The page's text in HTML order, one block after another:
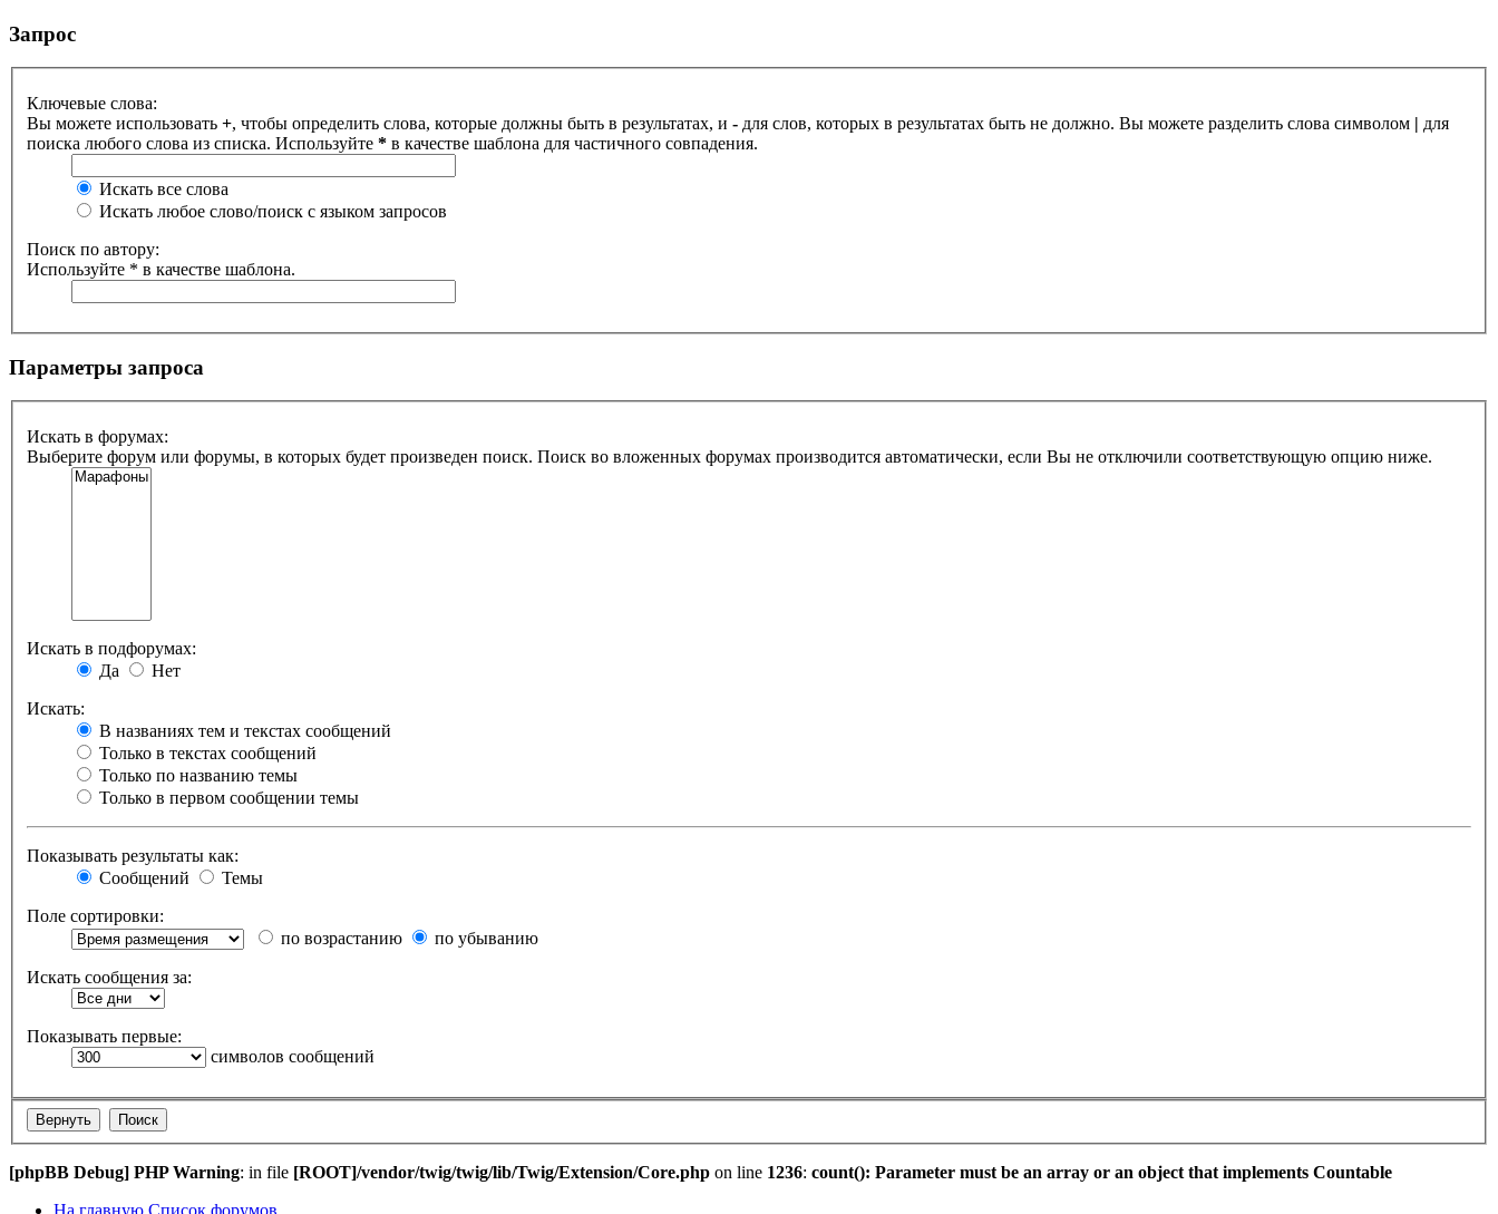
Запрос
Ключевые слова:
Вы можете использовать +, чтобы определить слова, которые должны быть в результатах, и - для слов, которых в результатах быть не должно. Вы можете разделить слова символом | для
поиска любого слова из списка. Используйте * в качестве шаблона для частичного совпадения.
Искать все слова
Искать любое слово/поиск с языком запросов
Поиск по автору:
Используйте * в качестве шаблона.
Параметры запроса
Искать в форумах:
Выберите форум или форумы, в которых будет произведен поиск. Поиск во вложенных форумах производится автоматически, если Вы не отключили соответствующую опцию ниже.
Искать в подфорумах:
Да
Нет
Искать:
В названиях тем и текстах сообщений
Только в текстах сообщений
Только по названию темы
Только в первом сообщении темы
Показывать результаты как:
Сообщений
Темы
Поле сортировки:
по возрастанию
по убыванию
Искать сообщения за:
Показывать первые:
символов сообщений
[phpBB Debug] PHP Warning: in file [ROOT]/vendor/twig/twig/lib/Twig/Extension/Core.php on line 1236: count(): Parameter must be an array or an object that implements Countable
На главную Список форумов